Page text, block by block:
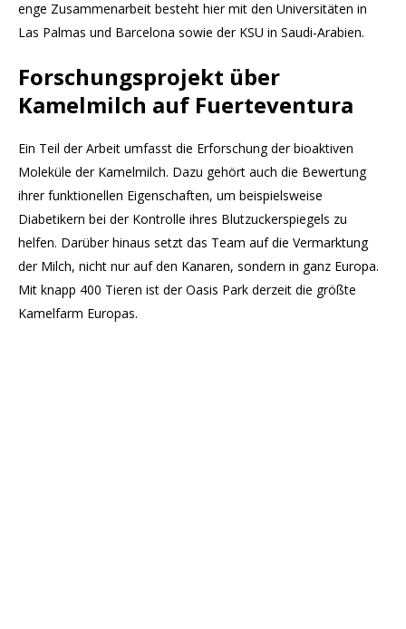
enge Zusammenarbeit besteht hier mit den Universitäten in
Las Palmas und Barcelona sowie der KSU in Saudi-Arabien.
Forschungsprojekt über
Kamelmilch auf Fuerteventura
Ein Teil der Arbeit umfasst die Erforschung der bioaktiven
Moleküle der Kamelmilch. Dazu gehört auch die Bewertung
ihrer funktionellen Eigenschaften, um beispielsweise
Diabetikern bei der Kontrolle ihres Blutzuckerspiegels zu
helfen. Darüber hinaus setzt das Team auf die Vermarktung
der Milch, nicht nur auf den Kanaren, sondern in ganz Europa.
Mit knapp 400 Tieren ist der Oasis Park derzeit die größte
Kamelfarm Europas.